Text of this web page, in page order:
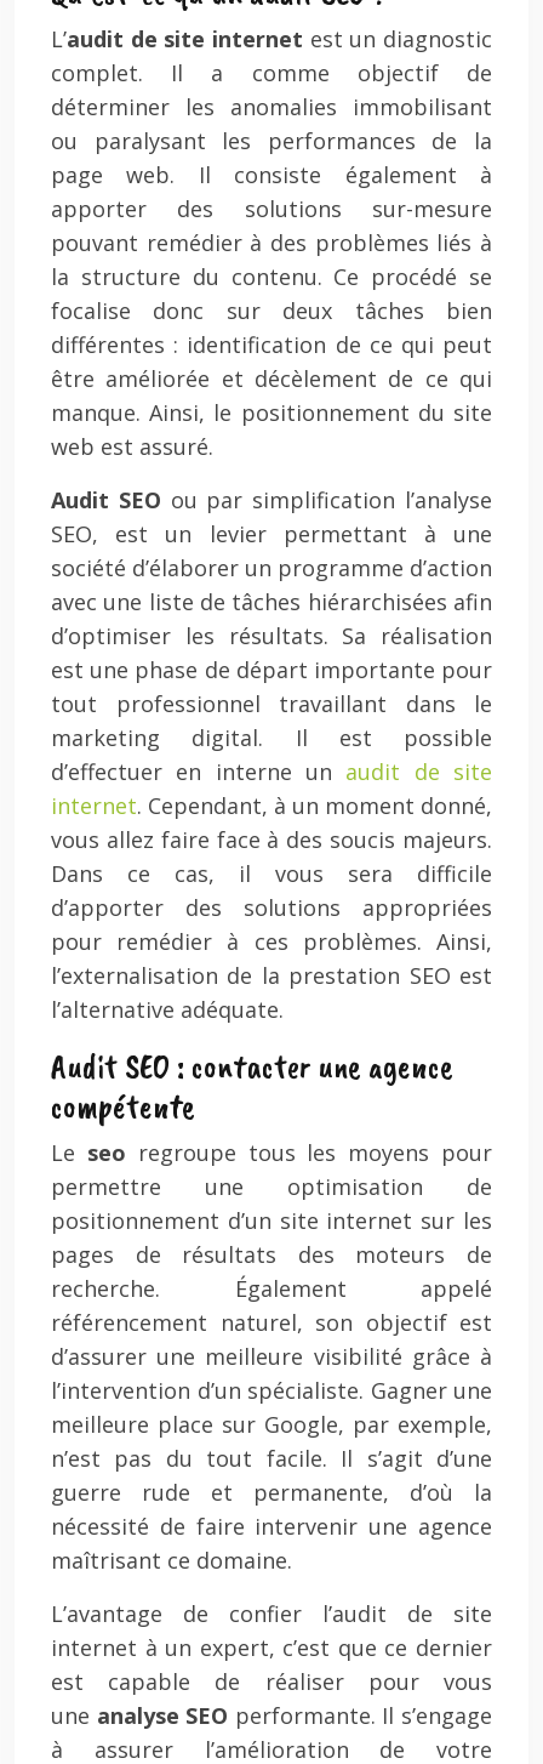
L’audit de site internet est un diagnostic
complet. Il a comme objectif de
déterminer les anomalies immobilisant
ou paralysant les performances de la
page web. Il consiste également à
apporter des solutions sur-mesure
pouvant remédier à des problèmes liés à
la structure du contenu. Ce procédé se
focalise donc sur deux tâches bien
différentes : identification de ce qui peut
être améliorée et décèlement de ce qui
manque. Ainsi, le positionnement du site
web est assuré.
Audit SEO ou par simplification l’analyse
SEO, est un levier permettant à une
société d’élaborer un programme d’action
avec une liste de tâches hiérarchisées afin
d’optimiser les résultats. Sa réalisation
est une phase de départ importante pour
tout professionnel travaillant dans le
marketing digital. Il est possible
d’effectuer en interne un audit de site
internet. Cependant, à un moment donné,
vous allez faire face à des soucis majeurs.
Dans ce cas, il vous sera difficile
d’apporter des solutions appropriées
pour remédier à ces problèmes. Ainsi,
l’externalisation de la prestation SEO est
l’alternative adéquate.
Audit SEO : contacter une agence
compétente
Le seo regroupe tous les moyens pour
permettre une optimisation de
positionnement d’un site internet sur les
pages de résultats des moteurs de
recherche. Également appelé
référencement naturel, son objectif est
d’assurer une meilleure visibilité grâce à
l’intervention d’un spécialiste. Gagner une
meilleure place sur Google, par exemple,
n’est pas du tout facile. Il s’agit d’une
guerre rude et permanente, d’où la
nécessité de faire intervenir une agence
maîtrisant ce domaine.
L’avantage de confier l’audit de site
internet à un expert, c’est que ce dernier
est capable de réaliser pour vous
une analyse SEO performante. Il s’engage
à assurer l’amélioration de votre